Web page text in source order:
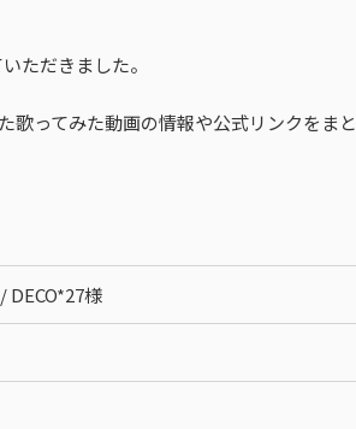
ただきました。
歌ってみた動画の情報や公式リンクをまと
DECO*27様